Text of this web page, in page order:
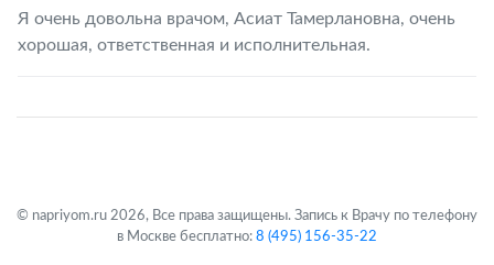
Я очень довольна врачом, Асиат Тамерлановна, очень
хорошая, ответственная и исполнительная.
© napriyom.ru 2026, Все права защищены. Запись к Врачу по телефону
в Москве бесплатно: 8 (495) 156-35-22